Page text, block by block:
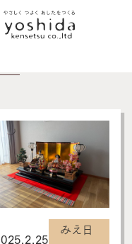
情報
こだわり
例
宅
上リノベーション
みえ日